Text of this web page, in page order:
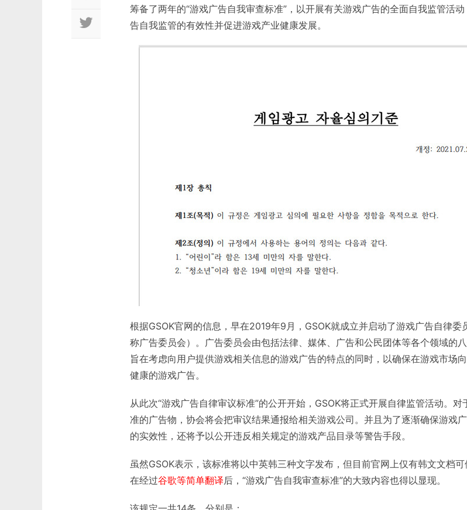
筹备了两年的“游戏广告自我审查标准”，以开展有关游戏广告的全面自我监管活
告自我监管的有效性并促进游戏产业健康发展。
根据GSOK官网的信息，早在2019年9月，GSOK就成立并启动了游戏广告自律委
称广告委员会）。广告委员会由包括法律、媒体、广告和公民团体等各个领域的八
旨在考虑向用户提供游戏相关信息的游戏广告的特点的同时，以确保在游戏市场
健康的游戏广告。
从此次“游戏广告自律审议标准”的公开开始，GSOK将正式开展自律监管活动。对
准的广告物，协会将会把审议结果通报给相关游戏公司。并且为了逐渐确保游戏
的实效性，还将予以公开违反相关规定的游戏产品目录等警告手段。
虽然GSOK表示，该标准将以中英韩三种文字发布，但目前官网上仅有韩文文档
在经过谷歌等简单翻译后，“游戏广告自我审查标准”的大致内容也得以显现。